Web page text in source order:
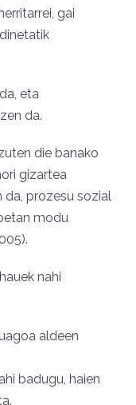
gai
eta
da.
die banako
gizartea
da, prozesu sozial
modu
nahi
aldeen
badugu, haien